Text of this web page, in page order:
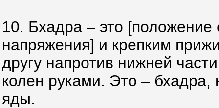
10. Бхадра – это [положение
напряжения] и крепким
другу напротив нижней
колен руками. Это – бхадра,
яды.